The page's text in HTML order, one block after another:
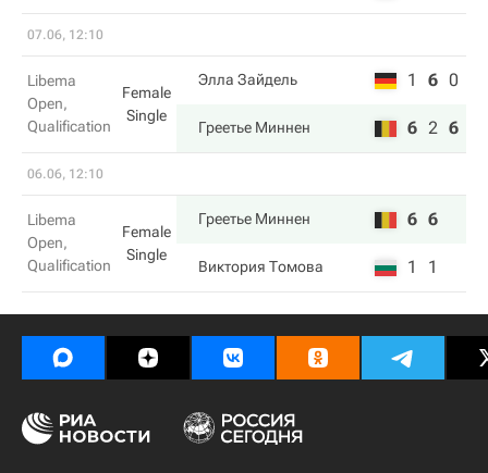
07.06, 12:10
Libema
Open,
Qualification
Female
Single
Элла Зайдель 1 6 0
Греетье Миннен 6 2 6
06.06, 12:10
Libema
Open,
Qualification
Female
Single
Греетье Миннен 6 6
Виктория Томова 1 1